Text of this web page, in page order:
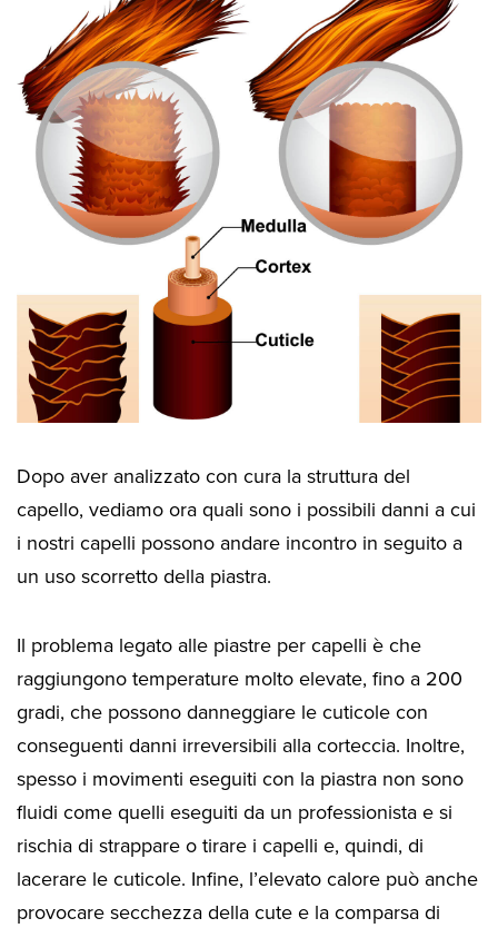
Dopo aver analizzato con cura la struttura del
capello, vediamo ora quali sono i possibili danni a cui
i nostri capelli possono andare incontro in seguito a
un uso scorretto della piastra.
Il problema legato alle piastre per capelli è che
raggiungono temperature molto elevate, fino a 200
gradi, che possono danneggiare le cuticole con
conseguenti danni irreversibili alla corteccia. Inoltre,
spesso i movimenti eseguiti con la piastra non sono
fluidi come quelli eseguiti da un professionista e si
rischia di strappare o tirare i capelli e, quindi, di
lacerare le cuticole. Infine, l’elevato calore può anche
provocare secchezza della cute e la comparsa di